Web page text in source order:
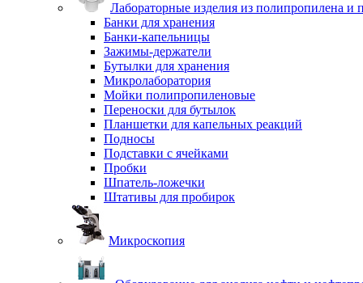
Лабораторные изделия из полипропилена и
Банки для хранения
Банки-капельницы
Зажимы-держатели
Бутылки для хранения
Микролаборатория
Мойки полипропиленовые
Переноски для бутылок
Планшетки для капельных реакций
Подносы
Подставки с ячейками
Пробки
Шпатель-ложечки
Штативы для пробирок
Микроскопия